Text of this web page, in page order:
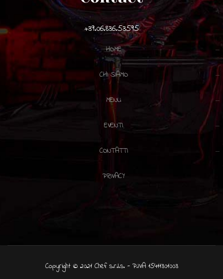
+39.06.836.53595
HOME
CHI SIAMO
MENU
EVENTI
CONTATTI
PRIVACY
Copyright © 2021 Chef s.r.l.s. - P.IVA 15411301003